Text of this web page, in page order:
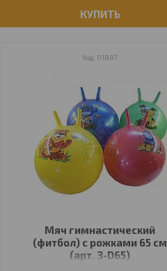
КУПИТЬ
01887
Мяч гимнастический
(фитбол) с рожками 65 см
(арт. 3-D65)